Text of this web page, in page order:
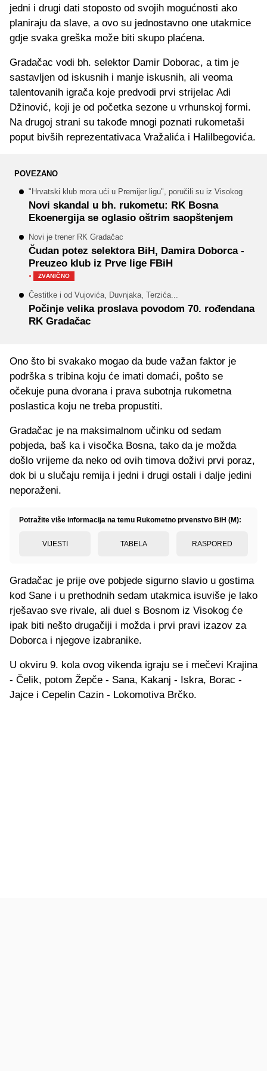
jedni i drugi dati stoposto od svojih mogućnosti ako
planiraju da slave, a ovo su jednostavno one utakmice
gdje svaka greška može biti skupo plaćena.
Gradačac vodi bh. selektor Damir Doborac, a tim je
sastavljen od iskusnih i manje iskusnih, ali veoma
talentovanih igrača koje predvodi prvi strijelac Adi
Džinović, koji je od početka sezone u vrhunskoj formi.
Na drugoj strani su takođe mnogi poznati rukometaši
poput bivših reprezentativaca Vražalića i Halilbegovića.
POVEZANO
"Hrvatski klub mora ući u Premijer ligu", poručili su iz Visokog
Novi skandal u bh. rukometu: RK Bosna
Ekoenergija se oglasio oštrim saopštenjem
Novi je trener RK Gradačac
Čudan potez selektora BiH, Damira Doborca -
Preuzeo klub iz Prve lige FBiH
· ZVANIČNO
Čestitke i od Vujovića, Duvnjaka, Terzića...
Počinje velika proslava povodom 70. rođendana
RK Gradačac
Ono što bi svakako mogao da bude važan faktor je
podrška s tribina koju će imati domaći, pošto se
očekuje puna dvorana i prava subotnja rukometna
poslastica koju ne treba propustiti.
Gradačac je na maksimalnom učinku od sedam
pobjeda, baš ka i visočka Bosna, tako da je možda
došlo vrijeme da neko od ovih timova doživi prvi poraz,
dok bi u slučaju remija i jedni i drugi ostali i dalje jedini
neporaženi.
Potražite više informacija na temu Rukometno prvenstvo BiH (M):
VIJESTI TABELA RASPORED
Gradačac je prije ove pobjede sigurno slavio u gostima
kod Sane i u prethodnih sedam utakmica isuviše je lako
rješavao sve rivale, ali duel s Bosnom iz Visokog će
ipak biti nešto drugačiji i možda i prvi pravi izazov za
Doborca i njegove izabranike.
U okviru 9. kola ovog vikenda igraju se i mečevi Krajina
- Čelik, potom Žepče - Sana, Kakanj - Iskra, Borac -
Jajce i Cepelin Cazin - Lokomotiva Brčko.